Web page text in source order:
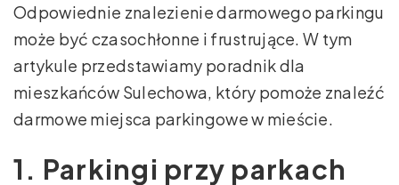
Odpowiednie znalezienie darmowego parkingu
może być czasochłonne i frustrujące. W tym
artykule przedstawiamy poradnik dla
mieszkańców Sulechowa, który pomoże znaleźć
darmowe miejsca parkingowe w mieście.
1. Parkingi przy parkach